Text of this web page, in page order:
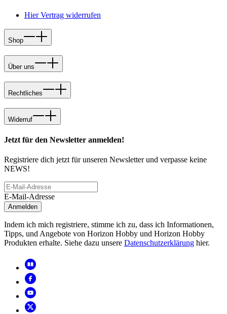
Hier Vertrag widerrufen
Shop
Über uns
Rechtliches
Widerruf
Jetzt für den Newsletter anmelden!
Registriere dich jetzt für unseren Newsletter und verpasse keine
NEWS!
E-Mail-Adresse
Anmelden
Indem ich mich registriere, stimme ich zu, dass ich Informationen,
Tipps, und Angebote von Horizon Hobby und Horizon Hobby
Produkten erhalte. Siehe dazu unsere Datenschutzerklärung hier.